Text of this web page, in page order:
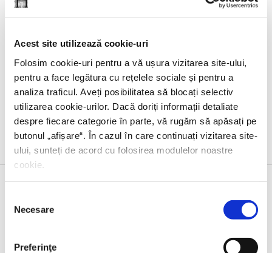
Acest site utilizează cookie-uri
Folosim cookie-uri pentru a vă ușura vizitarea site-ului,
pentru a face legătura cu rețelele sociale și pentru a
analiza traficul. Aveți posibilitatea să blocați selectiv
utilizarea cookie-urilor. Dacă doriți informații detaliate
despre fiecare categorie în parte, vă rugăm să apăsați pe
butonul „ afișare“. În cazul în care continuați vizitarea site-
ului, sunteți de acord cu folosirea modulelor noastre
cookie.
consimțământului
Necesare
Preferinţe
Giulia Carcasi,Zodia indragostitilor